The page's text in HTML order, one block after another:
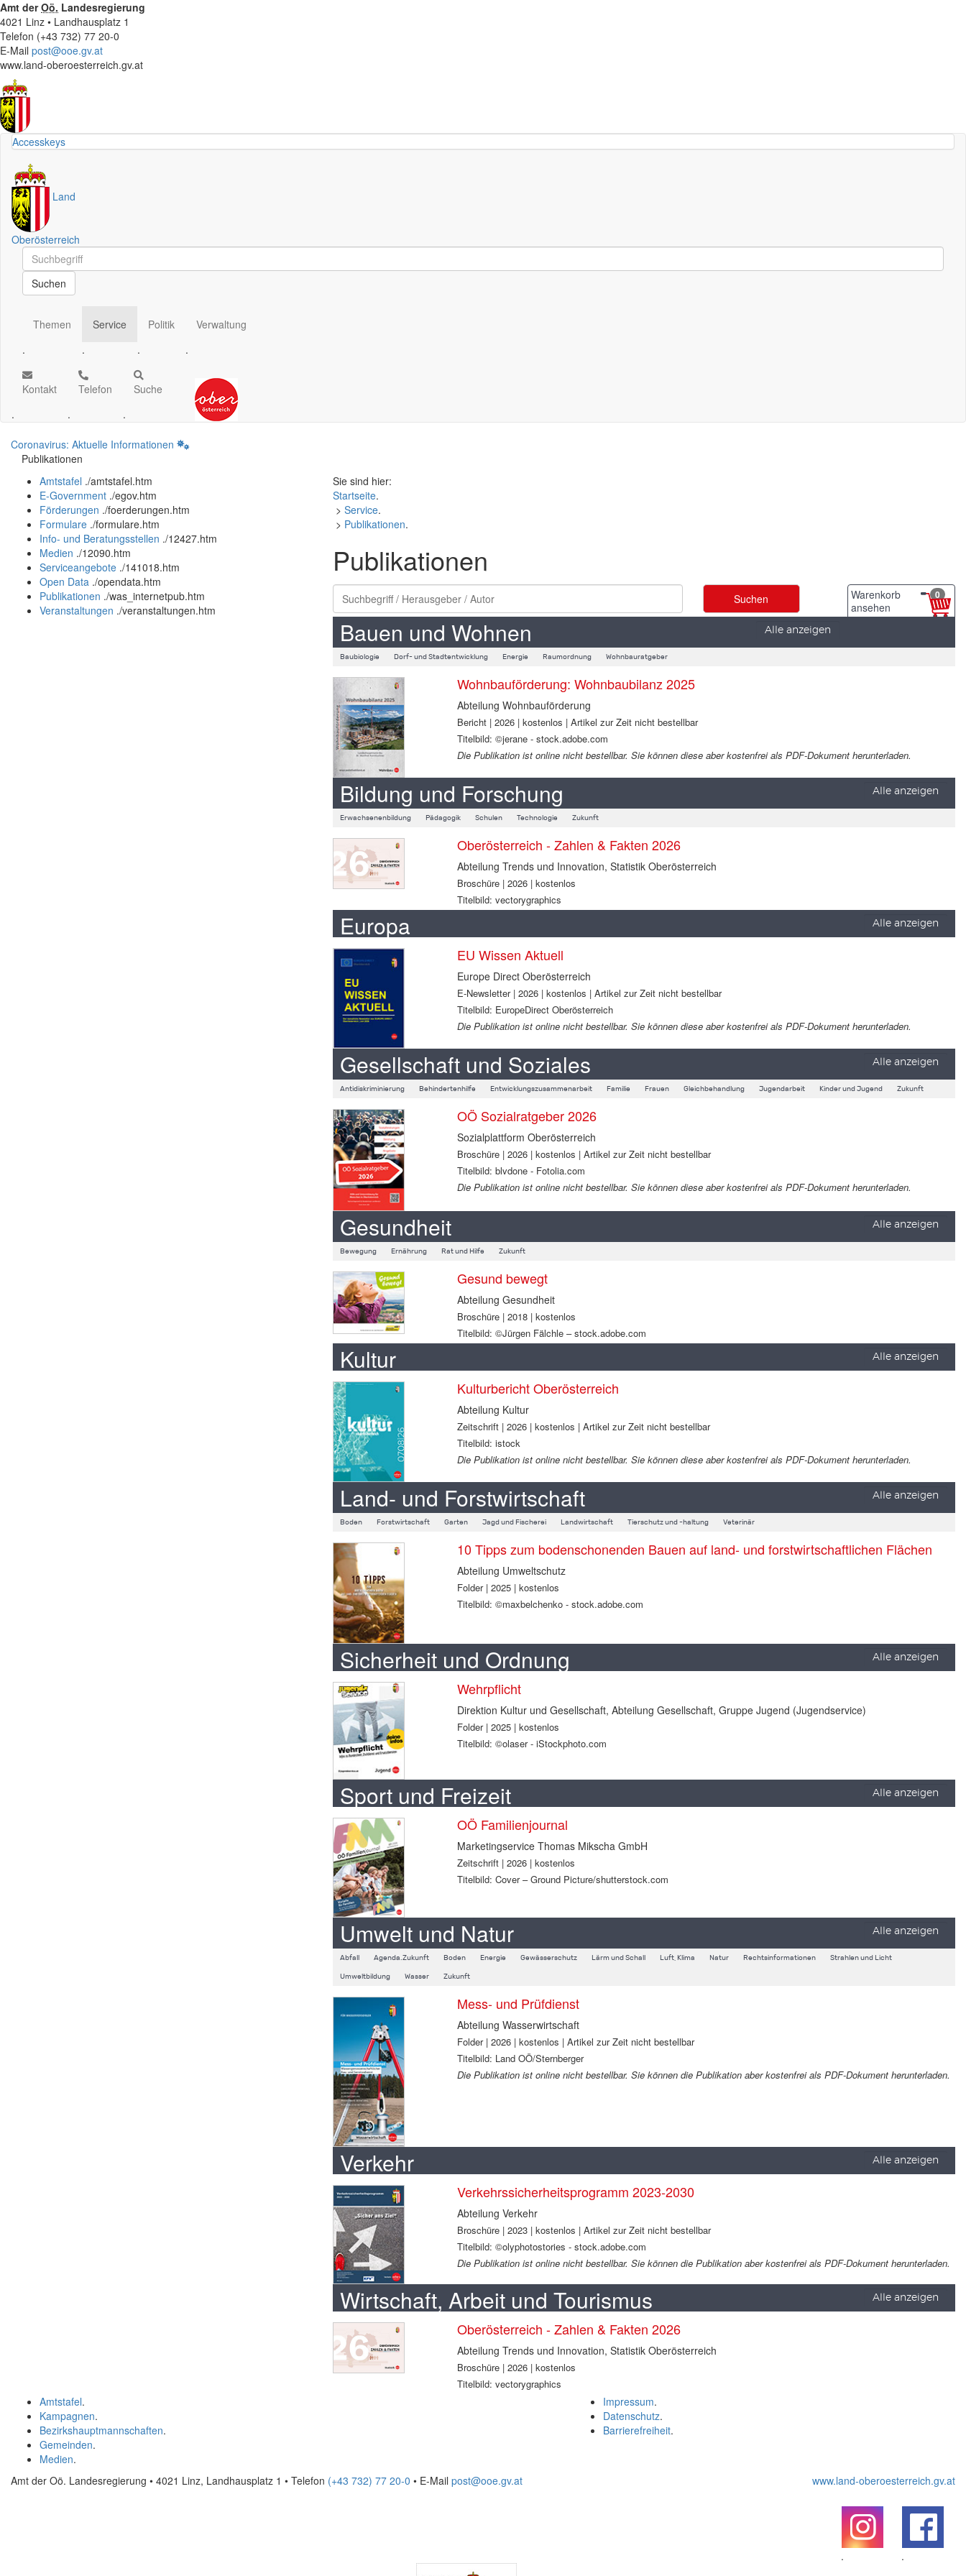
Amt derOö. Landesregierung
4021 Linz • Landhausplatz 1
Telefon (+43 732) 77 20-0
E-Mail post@ooe.gv.at
www.land-oberoesterreich.gv.at
Accesskeys
Land
Oberösterreich
Schnellsuche
Schnellsuche
Suchen
Themen
.
Service
.
Politik
.
Verwaltung
.
Kontakt
.
Telefon
.
Suche
.
Coronavirus: Aktuelle Informationen
Publikationen
Amtstafel ./amtstafel.htm
E-Government ./egov.htm
Förderungen ./foerderungen.htm
Formulare ./formulare.htm
Info- und Beratungsstellen ./12427.htm
Medien ./12090.htm
Serviceangebote ./141018.htm
Open Data ./opendata.htm
Publikationen ./was_internetpub.htm
Veranstaltungen ./veranstaltungen.htm
Sie sind hier:
Startseite.
> Service.
> Publikationen.
Publikationen
Warenkorb
ansehen
0
Bauen und Wohnen Alle anzeigen
Baubiologie Dorf- und Stadtentwicklung Energie Raumordnung Wohnbauratgeber
Wohnbauförderung: Wohnbaubilanz 2025
Abteilung Wohnbauförderung
Bericht | 2026 | kostenlos | Artikel zur Zeit nicht bestellbar
Titelbild: ©jerane - stock.adobe.com
Die Publikation ist online nicht bestellbar. Sie können diese aber kostenfrei als PDF-Dokument herunterladen.
Bildung und Forschung Alle anzeigen
Erwachsenenbildung Pädagogik Schulen Technologie Zukunft
Oberösterreich - Zahlen & Fakten 2026
Abteilung Trends und Innovation, Statistik Oberösterreich
Broschüre | 2026 | kostenlos
Titelbild: vectorygraphics
Europa Alle anzeigen
EU Wissen Aktuell
Europe Direct Oberösterreich
E-Newsletter | 2026 | kostenlos | Artikel zur Zeit nicht bestellbar
Titelbild: EuropeDirect Oberösterreich
Die Publikation ist online nicht bestellbar. Sie können diese aber kostenfrei als PDF-Dokument herunterladen.
Gesellschaft und Soziales Alle anzeigen
Antidiskriminierung Behindertenhilfe Entwicklungszusammenarbeit Familie Frauen Gleichbehandlung Jugendarbeit Kinder und Jugend Zukunft
OÖ Sozialratgeber 2026
Sozialplattform Oberösterreich
Broschüre | 2026 | kostenlos | Artikel zur Zeit nicht bestellbar
Titelbild: blvdone - Fotolia.com
Die Publikation ist online nicht bestellbar. Sie können diese aber kostenfrei als PDF-Dokument herunterladen.
Gesundheit Alle anzeigen
Bewegung Ernährung Rat und Hilfe Zukunft
Gesund bewegt
Abteilung Gesundheit
Broschüre | 2018 | kostenlos
Titelbild: ©Jürgen Fälchle – stock.adobe.com
Kultur Alle anzeigen
Kulturbericht Oberösterreich
Abteilung Kultur
Zeitschrift | 2026 | kostenlos | Artikel zur Zeit nicht bestellbar
Titelbild: istock
Die Publikation ist online nicht bestellbar. Sie können diese aber kostenfrei als PDF-Dokument herunterladen.
Land- und Forstwirtschaft Alle anzeigen
Boden Forstwirtschaft Garten Jagd und Fischerei Landwirtschaft Tierschutz und -haltung Veterinär
10 Tipps zum bodenschonenden Bauen auf land- und forstwirtschaftlichen Flächen
Abteilung Umweltschutz
Folder | 2025 | kostenlos
Titelbild: ©maxbelchenko - stock.adobe.com
Sicherheit und Ordnung Alle anzeigen
Wehrpflicht
Direktion Kultur und Gesellschaft, Abteilung Gesellschaft, Gruppe Jugend (Jugendservice)
Folder | 2025 | kostenlos
Titelbild: ©olaser - iStockphoto.com
Sport und Freizeit Alle anzeigen
OÖ Familienjournal
Marketingservice Thomas Mikscha GmbH
Zeitschrift | 2026 | kostenlos
Titelbild: Cover – Ground Picture/shutterstock.com
Umwelt und Natur Alle anzeigen
Abfall Agenda.Zukunft Boden Energie Gewässerschutz Lärm und Schall Luft, Klima Natur Rechtsinformationen Strahlen und Licht
Umweltbildung Wasser Zukunft
Mess- und Prüfdienst
Abteilung Wasserwirtschaft
Folder | 2026 | kostenlos | Artikel zur Zeit nicht bestellbar
Titelbild: Land OÖ/Sternberger
Die Publikation ist online nicht bestellbar. Sie können die Publikation aber kostenfrei als PDF-Dokument herunterladen.
Verkehr Alle anzeigen
Verkehrssicherheitsprogramm 2023-2030
Abteilung Verkehr
Broschüre | 2023 | kostenlos | Artikel zur Zeit nicht bestellbar
Titelbild: ©olyphotostories - stock.adobe.com
Die Publikation ist online nicht bestellbar. Sie können die Publikation aber kostenfrei als PDF-Dokument herunterladen.
Wirtschaft, Arbeit und Tourismus Alle anzeigen
Oberösterreich - Zahlen & Fakten 2026
Abteilung Trends und Innovation, Statistik Oberösterreich
Broschüre | 2026 | kostenlos
Titelbild: vectorygraphics
Impressum.
Datenschutz.
Barrierefreiheit.
Amtstafel.
Kampagnen.
Bezirkshauptmannschaften.
Gemeinden.
Medien.
Amt der Oö. Landesregierung • 4021 Linz, Landhausplatz 1 • Telefon (+43 732) 77 20-0 • E-Mail post@ooe.gv.at www.land-oberoesterreich.gv.at
.
.